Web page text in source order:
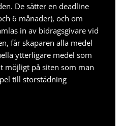
De sätter en deadline
6 månader), och om
in av bidragsgivare vid
får skaparen alla medel
ytterligare medel som
möjligt på siten som man
till storstädning